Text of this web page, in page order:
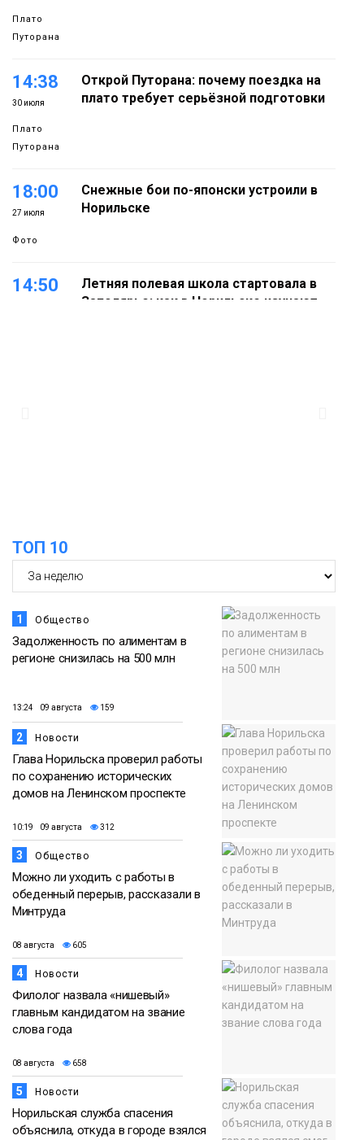
Плато
Путорана
14:38
30 июля
Плато
Путорана
Открой Путорана: почему поездка на
плато требует серьёзной подготовки
18:00
27 июля
Фото
Снежные бои по-японски устроили в
Норильске
14:50
Летняя полевая школа стартовала в
Заполярье: как в Норильске изучают
18:30
Фото
Заполярное лето в разгаре: Норильск
прогрелся до 29 градусов
ТОП 10
1 Общество
Задолженность по алиментам в
регионе снизилась на 500 млн
13:24 09 августа 159
2 Новости
Глава Норильска проверил работы
по сохранению исторических
домов на Ленинском проспекте
10:19 09 августа 312
3 Общество
Можно ли уходить с работы в
обеденный перерыв, рассказали в
Минтруда
08 августа 605
4 Новости
Филолог назвала «нишевый»
главным кандидатом на звание
слова года
08 августа 658
5 Новости
Норильская служба спасения
объяснила, откуда в городе взялся